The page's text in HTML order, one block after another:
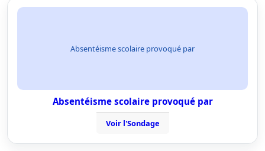
Absentéisme scolaire provoqué par
Absentéisme scolaire provoqué par
Voir l'Sondage